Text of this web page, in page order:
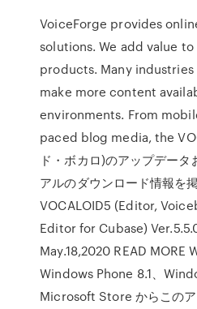
VoiceForge provides
solutions. We add value to
products. Many
make more content
environments. From
paced blog media, the
ド・ボカロ)のアップデー
アルのダウンロード情報を
VOCALOID5 (Editor,
Editor for Cubase)
May.18,2020 READ MORE
Windows Phone 8.1、
Microsoft Store からこの